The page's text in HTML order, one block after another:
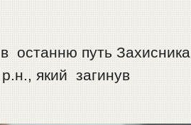
останню путь Захисника
який загинув